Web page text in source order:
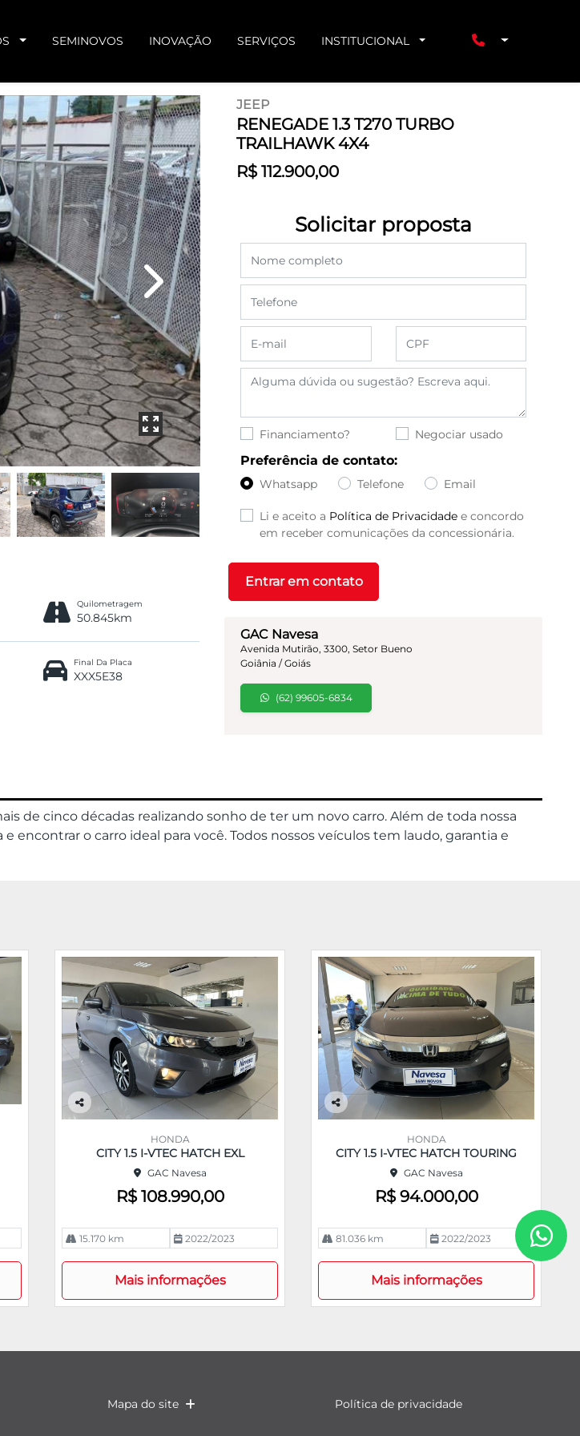
SEMINOVOS INOVAÇÃO SERVIÇOS INSTITUCIONAL
JEEP
RENEGADE 1.3 T270 TURBO
TRAILHAWK 4X4
R$ 112.900,00
GAC Navesa
Avenida Mutirão, 3300, Setor Bueno
Goiânia / Goiás
(62) 99605-6834
Solicitar proposta
Financiamento? Negociar usado
Preferência de contato:
Whatsapp Telefone Email
Li e aceito a Política de Privacidade e concordo
em receber comunicações da concessionária.
Entrar em contato
Next
Quilometragem
50.845km
Final Da Placa
XXX5E38
de cinco décadas realizando sonho de ter um novo carro. Além de toda nossa
o carro ideal para você. Todos nossos veículos tem laudo, garantia e
Co
HONDA
CITY 1.5 I-VTEC HATCH EXL
GAC Navesa
R$ 108.990,00
15.170 km 2022/2023
Mais informações
Co
rtil
HONDA
CITY 1.5 I-VTEC HATCH TOURING
GAC Navesa
R$ 94.000,00
81.036 km 2022/2023
Mais informações
Mapa do site Política de privacidade